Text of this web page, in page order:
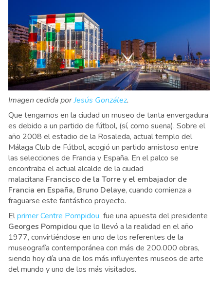
Imagen cedida porJesús González.
Que tengamos en la ciudad un museo de tanta envergadura
es debido a un partido de fútbol, (sí, como suena). Sobre el
año 2008 el estadio de la Rosaleda, actual templo del
Málaga Club de Fútbol, acogió un partido amistoso entre
las selecciones de Francia y España. En el palco se
encontraba el actual alcalde de la ciudad
malacitana Francisco de la Torre y el embajador de
Francia en España, Bruno Delaye, cuando comienza a
fraguarse este fantástico proyecto.
Elprimer Centre Pompidou fue una apuesta del presidente
Georges Pompidou que lo llevó a la realidad en el año
1977, convirtiéndose en uno de los referentes de la
museografía contemporánea con más de 200.000 obras,
siendo hoy día una de los más influyentes museos de arte
del mundo y uno de los más visitados.